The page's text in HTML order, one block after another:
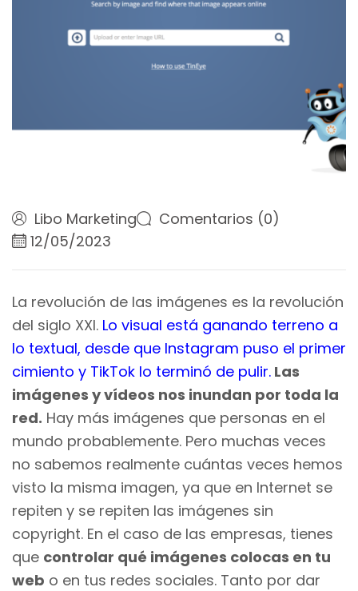
Libo Marketing
Comentarios (0)
12/05/2023
La revolución de las imágenes es la revolución
del siglo XXI. Lo visual está ganando terreno a
lo textual, desde que Instagram puso el primer
cimiento y TikTok lo terminó de pulir. Las
imágenes y vídeos nos inundan por toda la
red. Hay más imágenes que personas en el
mundo probablemente. Pero muchas veces
no sabemos realmente cuántas veces hemos
visto la misma imagen, ya que en Internet se
repiten y se repiten las imágenes sin
copyright. En el caso de las empresas, tienes
que controlar qué imágenes colocas en tu
web o en tus redes sociales. Tanto por dar